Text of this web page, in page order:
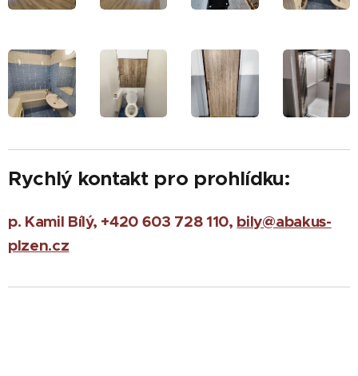
Rychlý kontakt pro prohlídku:
p. Kamil Bílý, +420 603 728 110, bily@abakus-
plzen.cz